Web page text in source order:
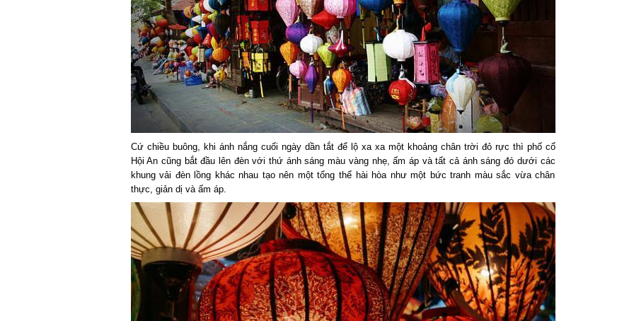
Cứ chiều buông, khi ánh nắng cuối ngày dần tắt để lộ xa xa một khoảng chân trời đỏ rực thì phố cổ
Hội An cũng bắt đầu lên đèn với thứ ánh sáng màu vàng nhẹ, ấm áp và tất cả ánh sáng đó dưới các
khung vải đèn lồng khác nhau tạo nên một tổng thể hài hòa như một bức tranh màu sắc vừa chân
thực, giản dị và ấm áp.